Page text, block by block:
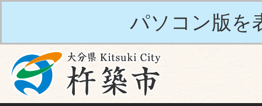
パソコン版を